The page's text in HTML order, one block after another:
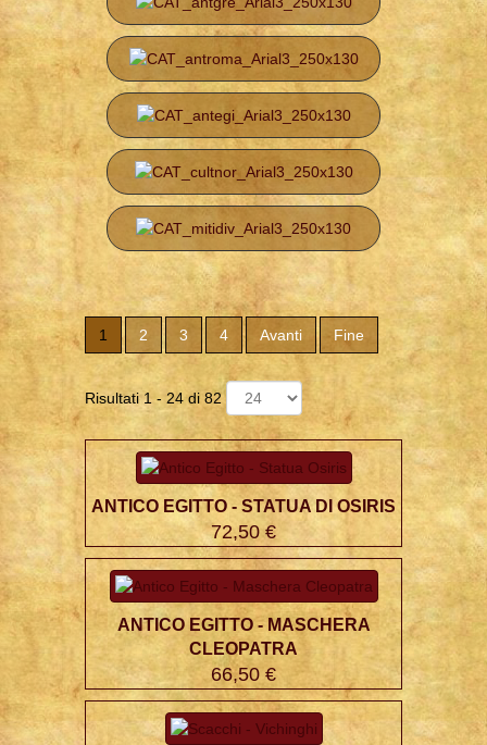
1 2 3 4 Avanti Fine
Risultati 1 - 24 di 82
ANTICO EGITTO - STATUA DI OSIRIS
72,50 €
ANTICO EGITTO - MASCHERA
CLEOPATRA
66,50 €